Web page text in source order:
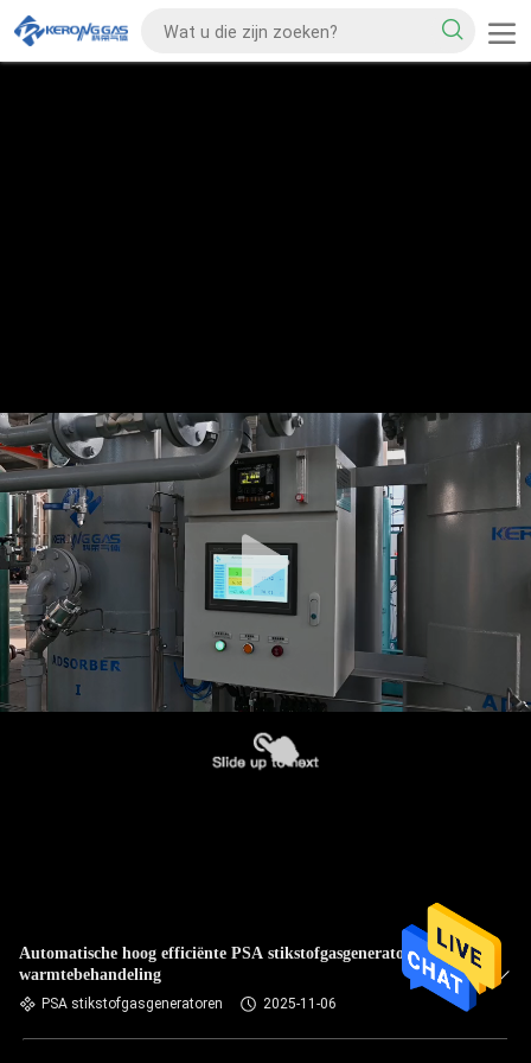
Automatische hoog efficiënte PSA stikstofgasgeneratoren voor
warmtebehandeling
PSA stikstofgasgeneratoren 2025-11-06